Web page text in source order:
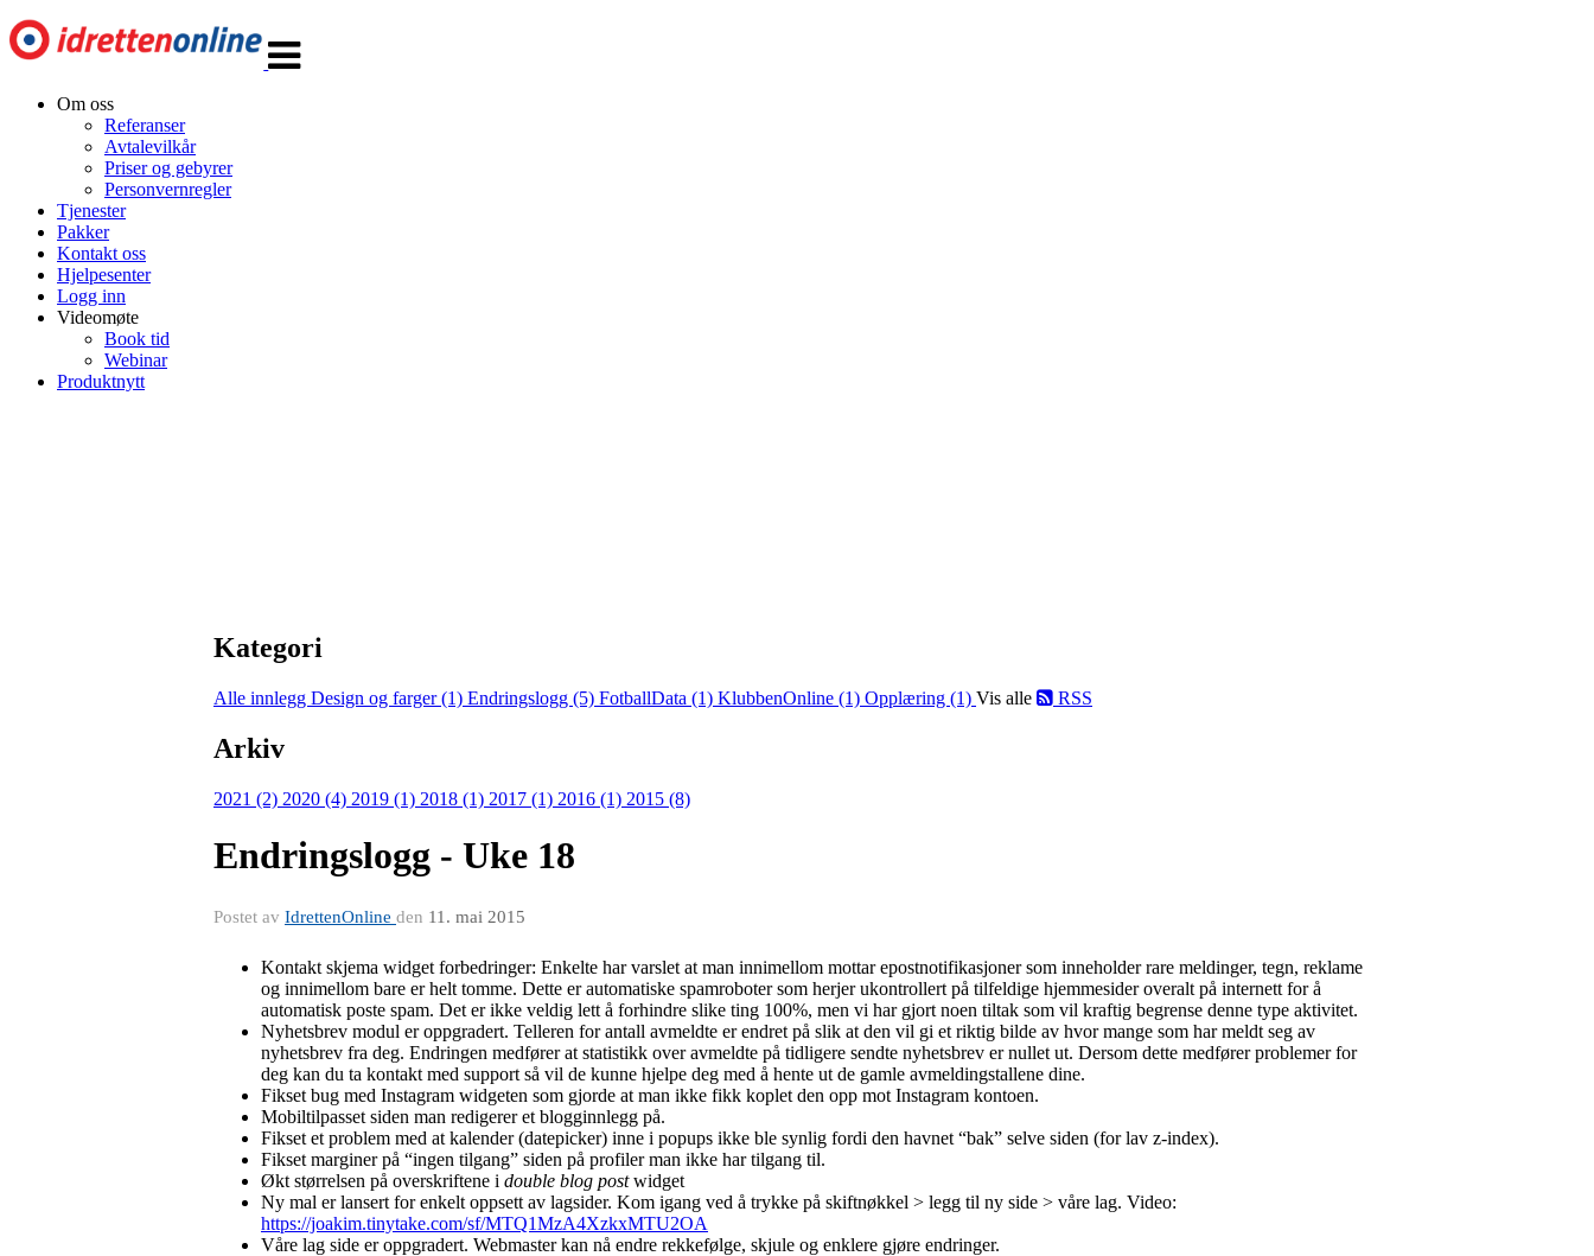
navigasjon
Om oss
Referanser
Avtalevilkår
Priser og gebyrer
Personvernregler
Tjenester
Pakker
Kontakt oss
Hjelpesenter
Logg inn
Videomøte
Book tid
Webinar
Produktnytt
Kategori
Alle innlegg Design og farger (1) Endringslogg (5) FotballData (1) KlubbenOnline (1) Opplæring (1) Vis alle RSS
Arkiv
2021 (2) 2020 (4) 2019 (1) 2018 (1) 2017 (1) 2016 (1) 2015 (8)
Endringslogg - Uke 18
Postet av IdrettenOnline den 11. mai 2015
Kontakt skjema widget forbedringer: Enkelte har varslet at man innimellom mottar epostnotifikasjoner som inneholder rare meldinger, tegn, reklame
og innimellom bare er helt tomme. Dette er automatiske spamroboter som herjer ukontrollert på tilfeldige hjemmesider overalt på internett for å
automatisk poste spam. Det er ikke veldig lett å forhindre slike ting 100%, men vi har gjort noen tiltak som vil kraftig begrense denne type aktivitet.
Nyhetsbrev modul er oppgradert. Telleren for antall avmeldte er endret på slik at den vil gi et riktig bilde av hvor mange som har meldt seg av
nyhetsbrev fra deg. Endringen medfører at statistikk over avmeldte på tidligere sendte nyhetsbrev er nullet ut. Dersom dette medfører problemer for
deg kan du ta kontakt med support så vil de kunne hjelpe deg med å hente ut de gamle avmeldingstallene dine.
Fikset bug med Instagram widgeten som gjorde at man ikke fikk koplet den opp mot Instagram kontoen.
Mobiltilpasset siden man redigerer et blogginnlegg på.
Fikset et problem med at kalender (datepicker) inne i popups ikke ble synlig fordi den havnet “bak” selve siden (for lav z-index).
Fikset marginer på “ingen tilgang” siden på profiler man ikke har tilgang til.
Økt størrelsen på overskriftene i double blog postwidget
Ny mal er lansert for enkelt oppsett av lagsider. Kom igang ved å trykke på skiftnøkkel > legg til ny side > våre lag. Video:
https://joakim.tinytake.com/sf/MTQ1MzA4XzkxMTU2OA
Våre lag side er oppgradert. Webmaster kan nå endre rekkefølge, skjule og enklere gjøre endringer.